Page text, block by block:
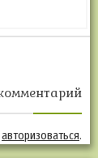
авторизоваться.